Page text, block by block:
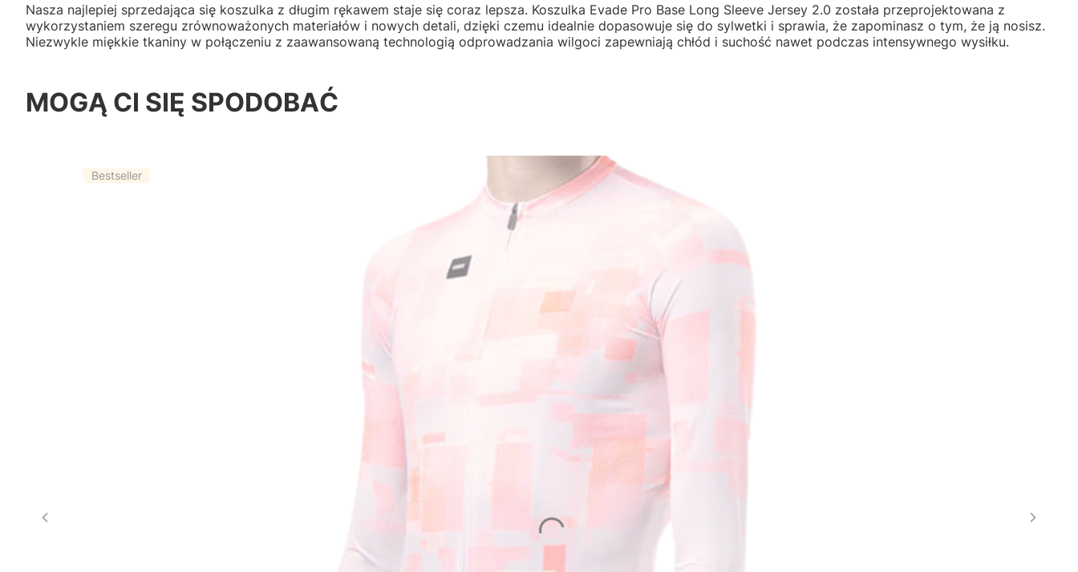
Nasza najlepiej sprzedająca się koszulka z długim rękawem staje się coraz lepsza. Koszulka Evade Pro Base Long Sleeve Jersey 2.0 została przeprojektowana z
wykorzystaniem szeregu zrównoważonych materiałów i nowych detali, dzięki czemu idealnie dopasowuje się do sylwetki i sprawia, że zapominasz o tym, że ją nosisz.
Niezwykle miękkie tkaniny w połączeniu z zaawansowaną technologią odprowadzania wilgoci zapewniają chłód i suchość nawet podczas intensywnego wysiłku.
MOGĄ CI SIĘ SPODOBAĆ
Bestseller